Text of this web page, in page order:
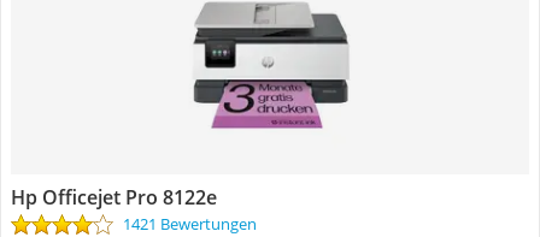
Hp Officejet Pro 8122e
1421 Bewertungen